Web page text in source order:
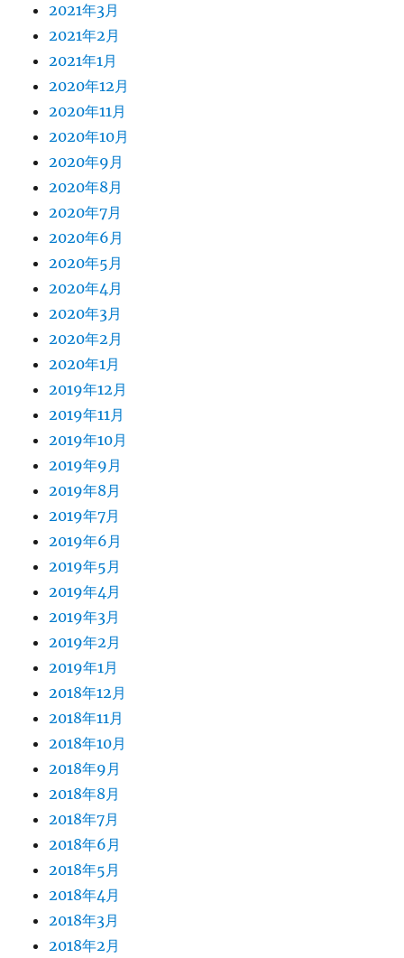
2021年3月
2021年2月
2021年1月
2020年12月
2020年11月
2020年10月
2020年9月
2020年8月
2020年7月
2020年6月
2020年5月
2020年4月
2020年3月
2020年2月
2020年1月
2019年12月
2019年11月
2019年10月
2019年9月
2019年8月
2019年7月
2019年6月
2019年5月
2019年4月
2019年3月
2019年2月
2019年1月
2018年12月
2018年11月
2018年10月
2018年9月
2018年8月
2018年7月
2018年6月
2018年5月
2018年4月
2018年3月
2018年2月